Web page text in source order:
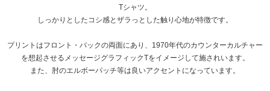
Tシャツ。
しっかりとしたコシ感とザラっとした触り心地が特徴です。
プリントはフロント・バックの両面にあり、1970年代のカウンターカルチャー
を想起させるメッセージグラフィックTをイメージして施されいます。
また、肘のエルボーパッチ等は良いアクセントになっています。